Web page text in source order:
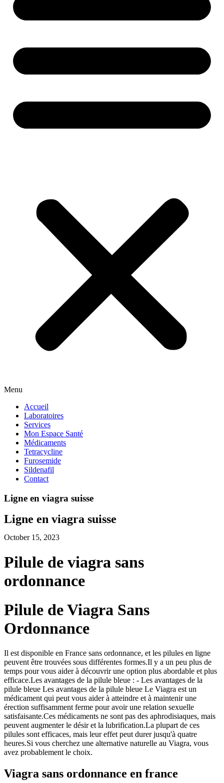
Menu
Accueil
Laboratoires
Services
Mon Espace Santé
Médicaments
Tetracycline
Furosemide
Sildenafil
Contact
Ligne en viagra suisse
Ligne en viagra suisse
October 15, 2023
Pilule de viagra sans
ordonnance
Pilule de Viagra Sans
Ordonnance
Il est disponible en France sans ordonnance, et les pilules en ligne
peuvent être trouvées sous différentes formes.Il y a un peu plus de
temps pour vous aider à découvrir une option plus abordable et plus
efficace.Les avantages de la pilule bleue : - Les avantages de la
pilule bleue Les avantages de la pilule bleue Le Viagra est un
médicament qui peut vous aider à atteindre et à maintenir une
érection suffisamment ferme pour avoir une relation sexuelle
satisfaisante.Ces médicaments ne sont pas des aphrodisiaques, mais
peuvent augmenter le désir et la lubrification.La plupart de ces
pilules sont efficaces, mais leur effet peut durer jusqu'à quatre
heures.Si vous cherchez une alternative naturelle au Viagra, vous
avez probablement le choix.
Viagra sans ordonnance en france